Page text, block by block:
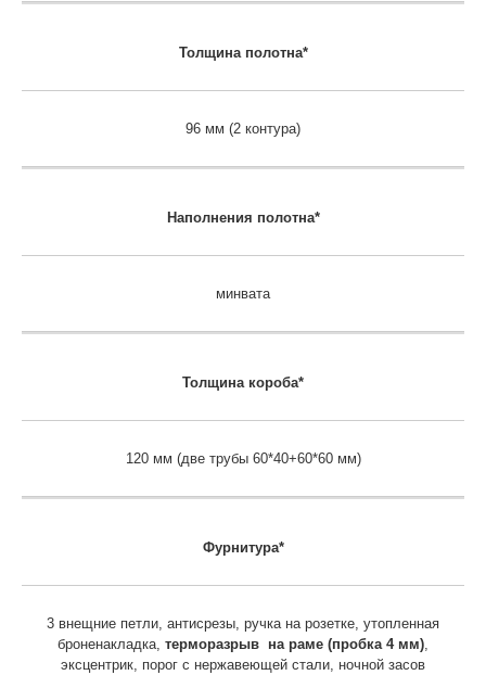
Толщина полотна*
96 мм (2 контура)
Наполнения полотна*
минвата
Толщина короба*
120 мм (две трубы 60*40+60*60 мм)
Фурнитура*
3 внещние петли, антисрезы, ручка на розетке, утопленная
броненакладка, терморазрыв на раме (пробка 4 мм)
эксцентрик, порог с нержавеющей стали, ночной засов